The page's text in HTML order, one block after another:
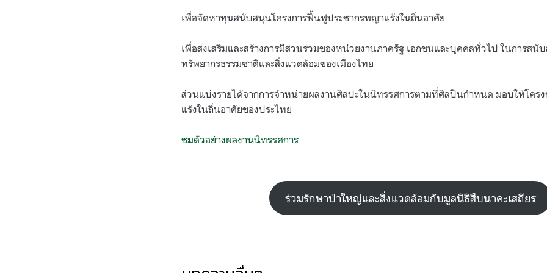
เพื่อจัดหาทุนสนับสนุนโครงการฟื้นฟูประชากรพญาแร้งในถิ่นอาศัย
เพื่อส่งเสริมและสร้างการมีส่วนร่วมของหน่วยงานภาครัฐ เอกชนและบุคคลทั่วไป ในการสนั
ทรัพยากรธรรมชาติและสิ่งแวดล้อมของเมืองไทย
ส่วนแบ่งรายได้จากการจำหน่ายผลงานศิลปะในนิทรรศการตามที่ศิลปินกำหนด มอบให้โคร
แร้งในถิ่นอาศัยของประไทย
ชมตัวอย่างผลงานนิทรรศการ
ร่วมรักษาป่าใหญ่และสิ่งแวดล้อมกับมูลนิธิสืบนาคะเสถียร